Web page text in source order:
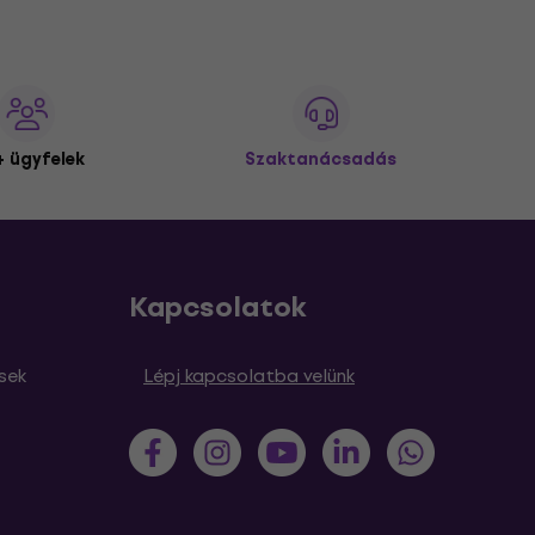
ügyfelek Szaktanácsadás
Kapcsolatok
Lépj kapcsolatba velünk